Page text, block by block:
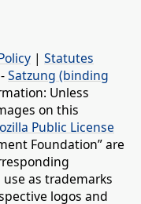
| Statutes
-Satzung (binding
Unless
on this
Public License
Foundation” are
as trademarks
logos and